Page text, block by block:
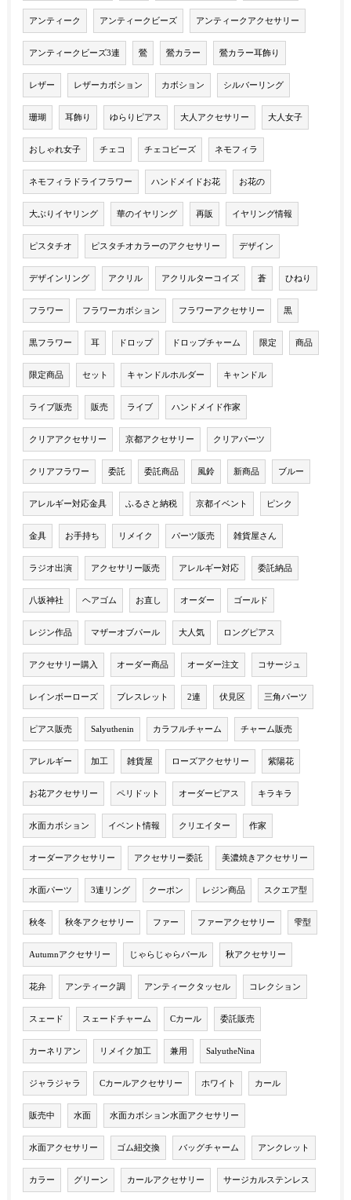
アンティーク アンティークビーズ アンティークアクセサリー
アンティークビーズ3連 鶯 鶯カラー 鶯カラー耳飾り
レザー レザーカボション カボション シルバーリング
珊瑚 耳飾り ゆらりピアス 大人アクセサリー 大人女子
おしゃれ女子 チェコ チェコビーズ ネモフィラ
ネモフィラドライフラワー ハンドメイドお花 お花の
大ぶりイヤリング 華のイヤリング 再販 イヤリング情報
ピスタチオ ピスタチオカラーのアクセサリー デザイン
デザインリング アクリル アクリルターコイズ 蒼 ひねり
フラワー フラワーカボション フラワーアクセサリー 黒
黒フラワー 耳 ドロップ ドロップチャーム 限定 商品
限定商品 セット キャンドルホルダー キャンドル
ライブ販売 販売 ライブ ハンドメイド作家
クリアアクセサリー 京都アクセサリー クリアパーツ
クリアフラワー 委託 委託商品 風鈴 新商品 ブルー
アレルギー対応金具 ふるさと納税 京都イベント ピンク
金具 お手持ち リメイク パーツ販売 雑貨屋さん
ラジオ出演 アクセサリー販売 アレルギー対応 委託納品
八坂神社 ヘアゴム お直し オーダー ゴールド
レジン作品 マザーオブパール 大人気 ロングピアス
アクセサリー購入 オーダー商品 オーダー注文 コサージュ
レインボーローズ ブレスレット 2連 伏見区 三角パーツ
ピアス販売 Salyuthenin カラフルチャーム チャーム販売
アレルギー 加工 雑貨屋 ローズアクセサリー 紫陽花
お花アクセサリー ペリドット オーダーピアス キラキラ
水面カボション イベント情報 クリエイター 作家
オーダーアクセサリー アクセサリー委託 美濃焼きアクセサリー
水面パーツ 3連リング クーポン レジン商品 スクエア型
秋冬 秋冬アクセサリー ファー ファーアクセサリー 雫型
Autumnアクセサリー じゃらじゃらパール 秋アクセサリー
花弁 アンティーク調 アンティークタッセル コレクション
スェード スェードチャーム Cカール 委託販売
カーネリアン リメイク加工 兼用 SalyutheNina
ジャラジャラ Cカールアクセサリー ホワイト カール
販売中 水面 水面カボション水面アクセサリー
水面アクセサリー ゴム紐交換 バッグチャーム アンクレット
カラー グリーン カールアクセサリー サージカルステンレス